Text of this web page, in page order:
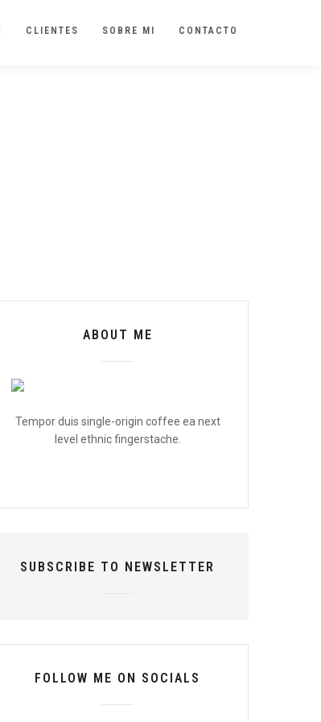
CLIENTES SOBRE MI CONTACTO
ABOUT ME
Tempor duis single-origin coffee ea next
level ethnic fingerstache.
SUBSCRIBE TO NEWSLETTER
FOLLOW ME ON SOCIALS